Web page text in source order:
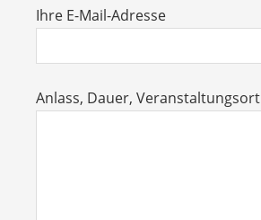
Ihre E-Mail-Adresse
Anlass, Dauer, Veranstaltungsort